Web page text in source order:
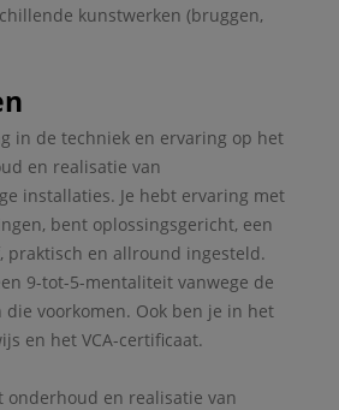
kunstwerken (bruggen,
in de techniek en ervaring op het
en realisatie van
installaties. Je hebt ervaring met
bent oplossingsgericht, een
praktisch en allround ingesteld.
9-tot-5-mentaliteit vanwege de
voorkomen. Ook ben je in het
en het VCA-certificaat.
onderhoud en realisatie van